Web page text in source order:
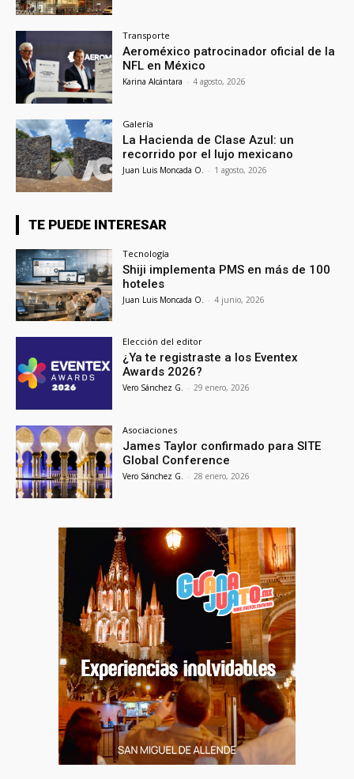
Transporte
Aeroméxico patrocinador oficial de la
NFL en México
Karina Alcántara - 4 agosto, 2026
Galería
La Hacienda de Clase Azul: un
recorrido por el lujo mexicano
Juan Luis Moncada O. - 1 agosto, 2026
TE PUEDE INTERESAR
Tecnología
Shiji implementa PMS en más de 100
hoteles
Juan Luis Moncada O. - 4 junio, 2026
Elección del editor
¿Ya te registraste a los Eventex
Awards 2026?
Vero Sánchez G. - 29 enero, 2026
Asociaciones
James Taylor confirmado para SITE
Global Conference
Vero Sánchez G. - 28 enero, 2026